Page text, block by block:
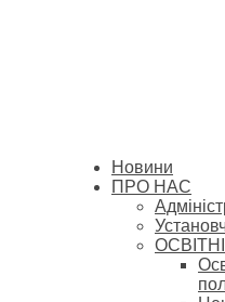
Новини
ПРО НАС